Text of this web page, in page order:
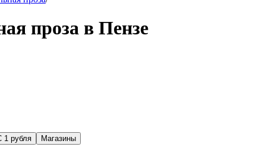
проза в Пензе
1 рубля Магазины